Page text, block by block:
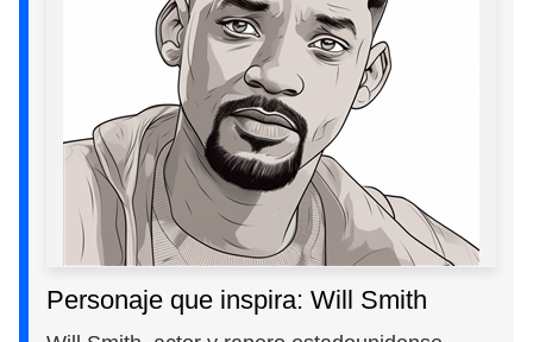
Personaje que inspira: Will Smith